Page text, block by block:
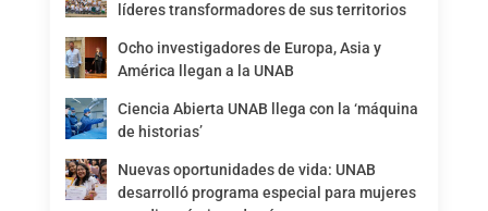
líderes transformadores de sus territorios
Ocho investigadores de Europa, Asia y
América llegan a la UNAB
Ciencia Abierta UNAB llega con la ‘máquina
de historias’
Nuevas oportunidades de vida: UNAB
desarrolló programa especial para mujeres